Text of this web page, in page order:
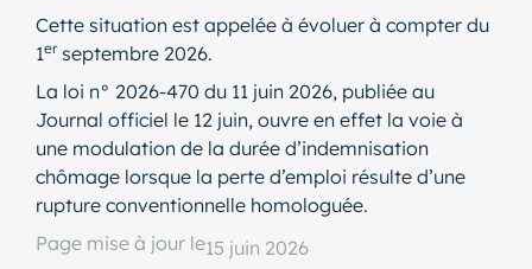
Cette situation est appelée à évoluer à compter du
1erseptembre 2026.
La loi n° 2026-470 du 11 juin 2026, publiée au
Journal officiel le 12 juin, ouvre en effet la voie à
une modulation de la durée d’indemnisation
chômage lorsque la perte d’emploi résulte d’une
rupture conventionnelle homologuée.
Page mise à jour le15 juin 2026